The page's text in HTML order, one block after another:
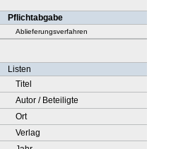
Pflichtabgabe
Ablieferungsverfahren
Listen
Titel
Autor / Beteiligte
Ort
Verlag